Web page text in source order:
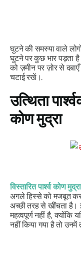
घुटने की समस्या वाले
घुटने पर कुछ भार पड़ता
को ज़मीन पर ज़ोर से
चटाई रखें।.
उत्थिता
कोण मुद्रा
विस्तारित पार्श्व कोण मुद्रा
अगले हिस्से को मजबूत
अच्छी तरह से खींचता है।
महत्वपूर्ण नहीं है, क्योंकि
नहीं किया गया है तो